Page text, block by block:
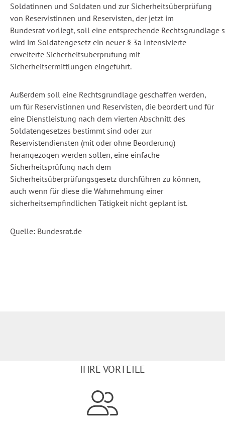
Soldatinnen und Soldaten und zur Sicherheitsüberprüfung
von Reservistinnen und Reservisten, der jetzt im
Bundesrat vorliegt, soll eine entsprechende Rechtsgrundlage
wird im Soldatengesetz ein neuer § 3a Intensivierte
erweiterte Sicherheitsüberprüfung mit
Sicherheitsermittlungen eingeführt.
Außerdem soll eine Rechtsgrundlage geschaffen werden,
um für Reservistinnen und Reservisten, die beordert und für
eine Dienstleistung nach dem vierten Abschnitt des
Soldatengesetzes bestimmt sind oder zur
Reservistendiensten (mit oder ohne Beorderung)
herangezogen werden sollen, eine einfache
Sicherheitsprüfung nach dem
Sicherheitsüberprüfungsgesetz durchführen zu können,
auch wenn für diese die Wahrnehmung einer
sicherheitsempfindlichen Tätigkeit nicht geplant ist.
Quelle: Bundesrat.de
IHRE VORTEILE